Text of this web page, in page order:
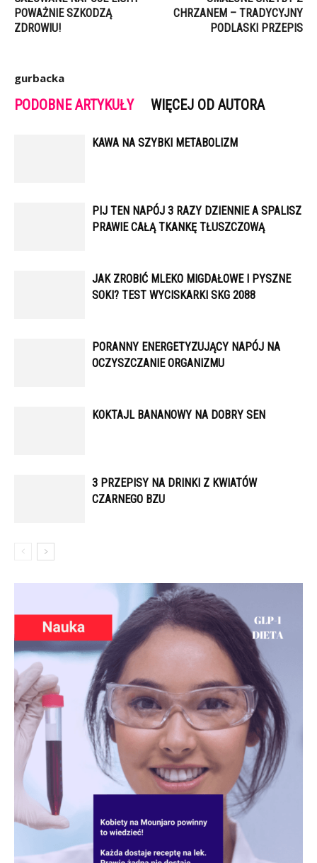
POWAŻNIE SZKODZĄ
ZDROWIU!
CHRZANEM – TRADYCYJNY
PODLASKI PRZEPIS
gurbacka
PODOBNE ARTYKUŁY WIĘCEJ OD AUTORA
KAWA NA SZYBKI METABOLIZM
PIJ TEN NAPÓJ 3 RAZY DZIENNIE A SPALISZ
PRAWIE CAŁĄ TKANKĘ TŁUSZCZOWĄ
JAK ZROBIĆ MLEKO MIGDAŁOWE I PYSZNE
SOKI? TEST WYCISKARKI SKG 2088
PORANNY ENERGETYZUJĄCY NAPÓJ NA
OCZYSZCZANIE ORGANIZMU
KOKTAJL BANANOWY NA DOBRY SEN
3 PRZEPISY NA DRINKI Z KWIATÓW
CZARNEGO BZU